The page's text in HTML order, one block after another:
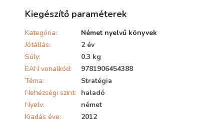
Kiegészítő paraméterek
Kategória:
Német nyelvű könyvek
Jótállás:
2 év
Súly:
0.3 kg
EAN vonalkód:
9781906454388
Téma:
Stratégia
Nehézségi szint:
haladó
Nyelv:
német
Kiadás éve:
2012